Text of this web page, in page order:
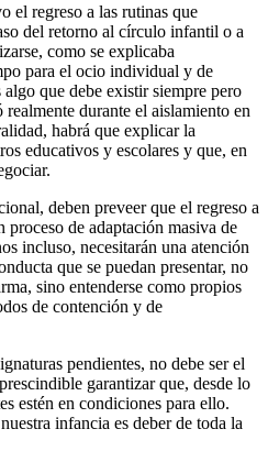
el regreso a las rutinas que
del retorno al círculo infantil o a
como se explicaba
para el ocio individual y de
que debe existir siempre pero
durante el aislamiento en
habrá que explicar la
educativos y escolares y que, en
deben preveer que el regreso a
proceso de adaptación masiva de
incluso, necesitarán una atención
que se puedan presentar, no
sino entenderse como propios
de contención y de
pendientes, no debe ser el
garantizar que, desde lo
estén en condiciones para ello.
infancia es deber de toda la